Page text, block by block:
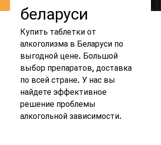
беларуси
Купить таблетки от
алкоголизма в Беларуси по
выгодной цене. Большой
выбор препаратов, доставка
по всей стране. У нас вы
найдете эффективное
решение проблемы
алкогольной зависимости.